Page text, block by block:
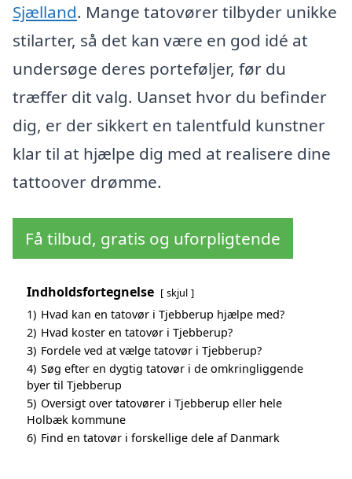
Sjælland. Mange tatovører tilbyder unikke
stilarter, så det kan være en god idé at
undersøge deres porteføljer, før du
træffer dit valg. Uanset hvor du befinder
dig, er der sikkert en talentfuld kunstner
klar til at hjælpe dig med at realisere dine
tattoover drømme.
Få tilbud, gratis og uforpligtende
Indholdsfortegnelse skjul
1) Hvad kan en tatovør i Tjebberup hjælpe med?
2) Hvad koster en tatovør i Tjebberup?
3) Fordele ved at vælge tatovør i Tjebberup?
4) Søg efter en dygtig tatovør i de omkringliggende
byer til Tjebberup
5) Oversigt over tatovører i Tjebberup eller hele
Holbæk kommune
6) Find en tatovør i forskellige dele af Danmark